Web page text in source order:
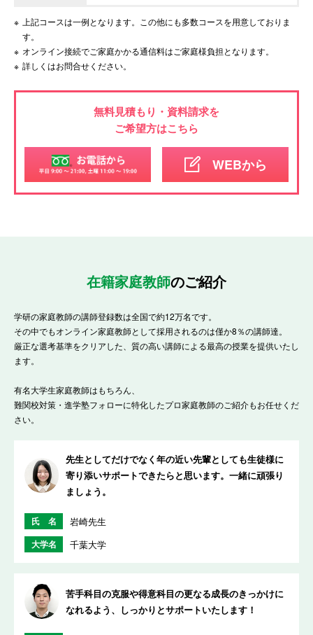
※ 上記コースは一例となります。この他にも多数コースを用意しておりま
す。
※ オンライン接続でご家庭かかる通信料はご家庭様負担となります。
※ 詳しくはお問合せください。
無料見積もり・資料請求を
ご希望方はこちら
WEBから
在籍家庭教師のご紹介
学研の家庭教師の講師登録数は全国で約12万名です。
その中でもオンライン家庭教師として採用されるのは僅か8％の講師達。
厳正な選考基準をクリアした、質の高い講師による最高の授業を提供いたし
ます。
有名大学生家庭教師はもちろん、
難関校対策・進学塾フォローに特化したプロ家庭教師のご紹介もお任せくだ
さい。
先生としてだけでなく年の近い先輩としても生徒様に
寄り添いサポートできたらと思います。一緒に頑張り
ましょう。
氏 名 岩崎先生
大学名 千葉大学
苦手科目の克服や得意科目の更なる成長のきっかけに
なれるよう、しっかりとサポートいたします！